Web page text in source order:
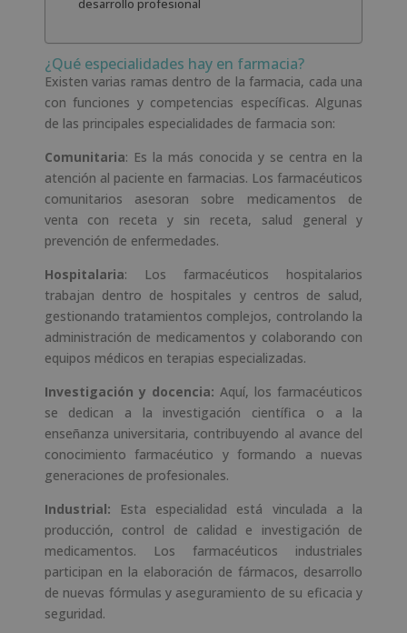
desarrollo profesional
¿Qué especialidades hay en farmacia?
Existen varias ramas dentro de la farmacia, cada una
con funciones y competencias específicas. Algunas
de las principales especialidades de farmacia son:
Comunitaria: Es la más conocida y se centra en la
atención al paciente en farmacias. Los farmacéuticos
comunitarios asesoran sobre medicamentos de
venta con receta y sin receta, salud general y
prevención de enfermedades.
Hospitalaria: Los farmacéuticos hospitalarios
trabajan dentro de hospitales y centros de salud,
gestionando tratamientos complejos, controlando la
administración de medicamentos y colaborando con
equipos médicos en terapias especializadas.
Investigación y docencia: Aquí, los farmacéuticos
se dedican a la investigación científica o a la
enseñanza universitaria, contribuyendo al avance del
conocimiento farmacéutico y formando a nuevas
generaciones de profesionales.
Industrial: Esta especialidad está vinculada a la
producción, control de calidad e investigación de
medicamentos. Los farmacéuticos industriales
participan en la elaboración de fármacos, desarrollo
de nuevas fórmulas y aseguramiento de su eficacia y
seguridad.